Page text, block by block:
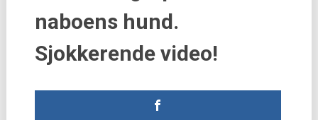
naboens hund.
Sjokkerende video!